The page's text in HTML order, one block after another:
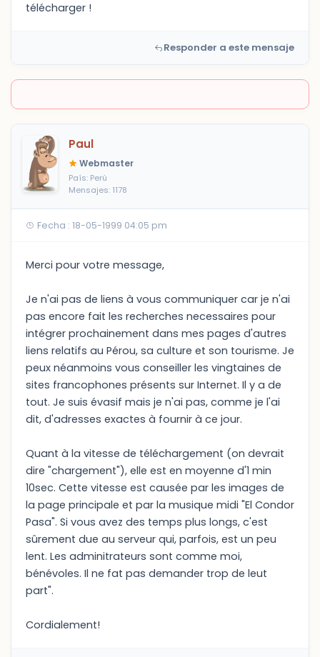
télécharger !
Responder a este mensaje
Paul
Webmaster
País: Perú
Mensajes: 1178
Fecha : 18-05-1999 04:05 pm
Merci pour votre message,
Je n'ai pas de liens à vous communiquer car je n'ai
pas encore fait les recherches necessaires pour
intégrer prochainement dans mes pages d'autres
liens relatifs au Pérou, sa culture et son tourisme. Je
peux néanmoins vous conseiller les vingtaines de
sites francophones présents sur Internet. Il y a de
tout. Je suis évasif mais je n'ai pas, comme je l'ai
dit, d'adresses exactes à fournir à ce jour.
Quant à la vitesse de téléchargement (on devrait
dire "chargement"), elle est en moyenne d'1 min
10sec. Cette vitesse est causée par les images de
la page principale et par la musique midi "El Condor
Pasa". Si vous avez des temps plus longs, c'est
sûrement due au serveur qui, parfois, est un peu
lent. Les adminitrateurs sont comme moi,
bénévoles. Il ne fat pas demander trop de leut
part".
Cordialement!